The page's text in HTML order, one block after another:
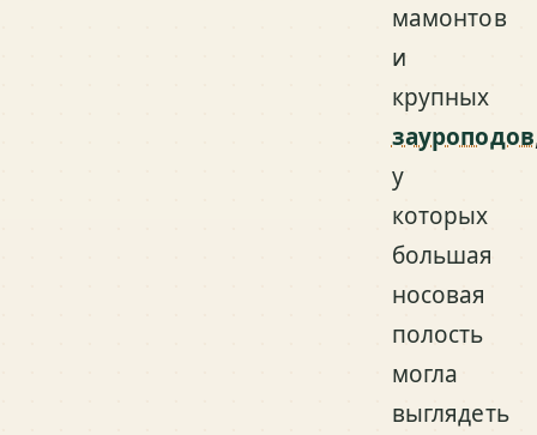
мамонтов
и
крупных
зауроподов
у
которых
большая
носовая
полость
могла
выглядеть